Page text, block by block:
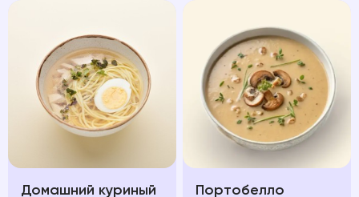
Домашний куриный Портобелло